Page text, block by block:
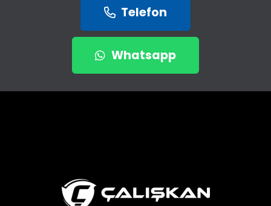
Telefon
Whatsapp